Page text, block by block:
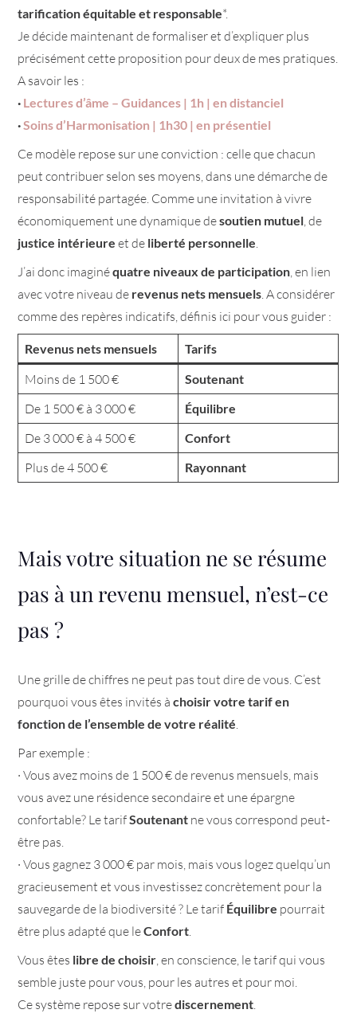
tarification équitable et responsable*.
Je décide maintenant de formaliser et d’expliquer plus
précisément cette proposition pour deux de mes pratiques.
A savoir les :
· Lectures d’âme – Guidances | 1h | en distanciel
·Soins d’Harmonisation | 1h30 | en présentiel
Ce modèle repose sur une conviction : celle que chacun
peut contribuer selon ses moyens, dans une démarche de
responsabilité partagée. Comme une invitation à vivre
économiquement une dynamique desoutien mutuel , de
justice intérieure et de liberté personnelle
J’ai donc imaginéquatre niveaux de participation , en lien
avec votre niveau de revenus nets mensuels . A considérer
comme des repères indicatifs, définis ici pour vous guider :
Revenus nets mensuels Tarifs
Moins de 1 500 € Soutenant
De 1 500 € à 3 000 € Équilibre
De 3 000 € à 4 500 € Confort
Plus de 4 500 € Rayonnant
Mais votre situation ne se résume
pas à un revenu mensuel, n’est-ce
pas ?
Une grille de chiffres ne peut pas tout dire de vous. C’est
pourquoi vous êtes invités àchoisir votre tarif en
fonction de l’ensemble de votre réalité.
Par exemple :
· Vous avez moins de 1 500 € de revenus mensuels, mais
vous avez une résidence secondaire et une épargne
confortable? Le tarifSoutenant ne vous correspond peut-
être pas.
· Vous gagnez 3 000 € par mois, mais vous logez quelqu’un
gracieusement et vous investissez concrètement pour la
sauvegarde de la biodiversité ? Le tarif Équilibre pourrait
être plus adapté que leConfort.
Vous êtes libre de choisir, en conscience, le tarif qui vous
semble juste pour vous, pour les autres et pour moi.
Ce système repose sur votrediscernement.